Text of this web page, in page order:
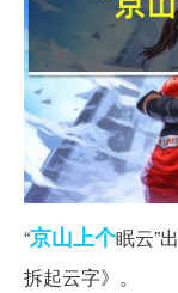
“京山上个眠云”
拆起云字》。